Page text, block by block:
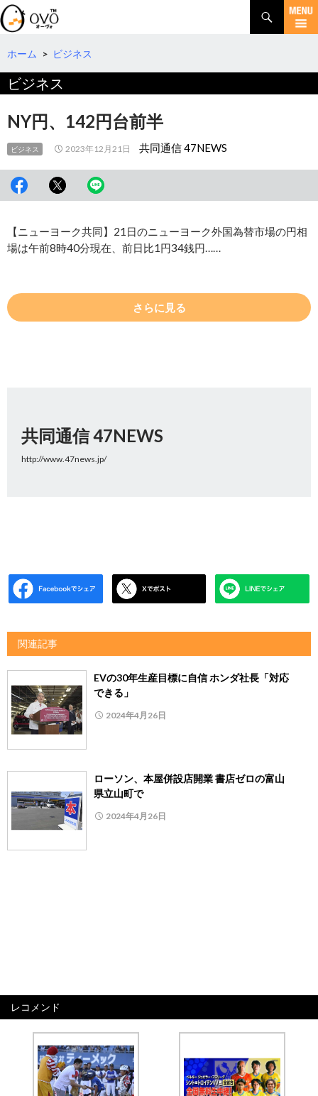
検
索
コ
テ
へ
移
動
ホーム > ビジネス
ビジネス
NY円、142円台前半
ビジネス 2023年12月21日 共同通信 47NEWS
【ニューヨーク共同】21日のニューヨーク外国為替市場の円相
場は午前8時40分現在、前日比1円34銭円……
さらに見る
共同通信 47NEWS
http://www.47news.jp/
関連記事
EVの30年生産目標に自信 ホンダ社長「対応
できる」
2024年4月26日
ローソン、本屋併設店開業 書店ゼロの富山
県立山町で
2024年4月26日
レコメンド